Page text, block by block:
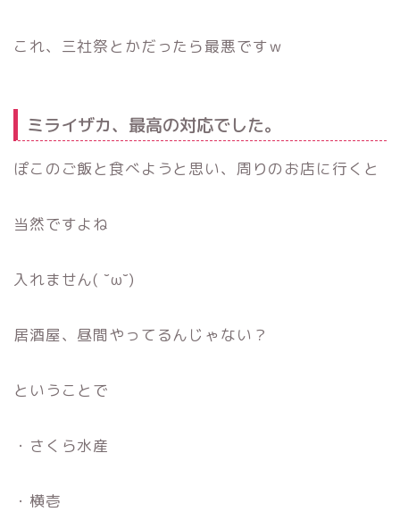
これ、三社祭とかだったら最悪ですｗ
ミライザカ、最高の対応でした。
ぽこのご飯と食べようと思い、周りのお店に行くと
当然ですよね
入れません( ˘ω˘)
居酒屋、昼間やってるんじゃない？
ということで
・さくら水産
・横壱